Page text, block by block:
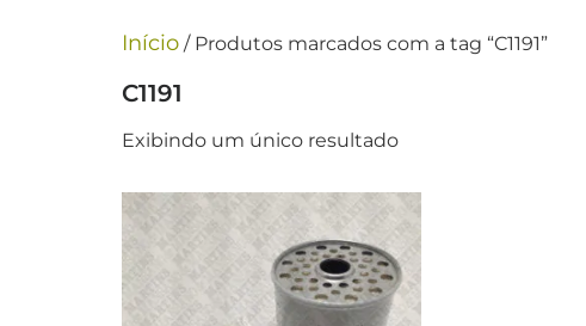
Início / Produtos marcados com a tag “C1191”
C1191
Exibindo um único resultado